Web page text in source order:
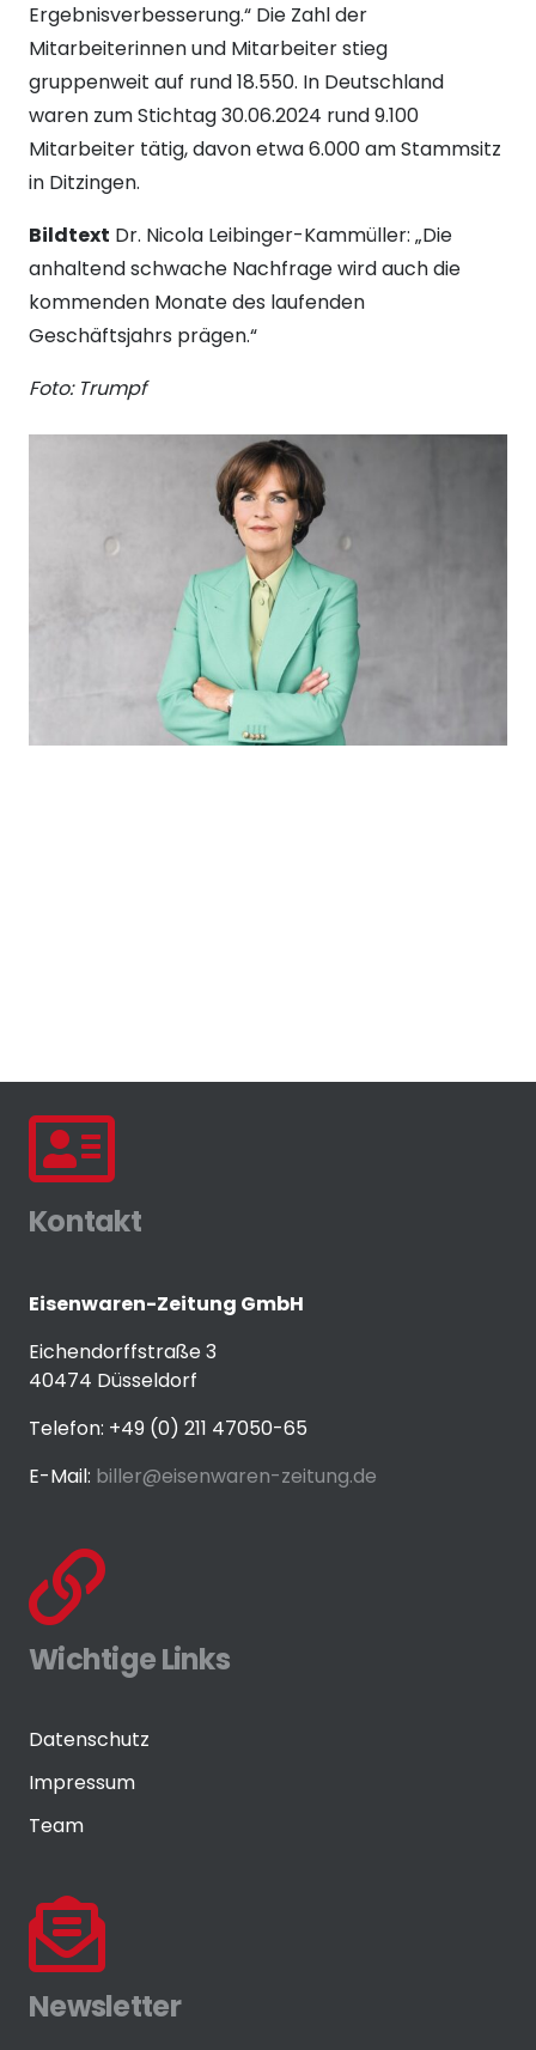
Ergebnisverbesserung.“ Die Zahl der
Mitarbeiterinnen und Mitarbeiter stieg
gruppenweit auf rund 18.550. In Deutschland
waren zum Stichtag 30.06.2024 rund 9.100
Mitarbeiter tätig, davon etwa 6.000 am Stammsitz
in Ditzingen.
Bildtext Dr. Nicola Leibinger-Kammüller: „Die
anhaltend schwache Nachfrage wird auch die
kommenden Monate des laufenden
Geschäftsjahrs prägen.“
Foto: Trumpf
Kontakt
Eisenwaren-Zeitung GmbH
Eichendorffstraße 3
40474 Düsseldorf
Telefon: +49 (0) 211 47050-65
E-Mail: biller@eisenwaren-zeitung.de
Wichtige Links
Datenschutz
Impressum
Team
Newsletter